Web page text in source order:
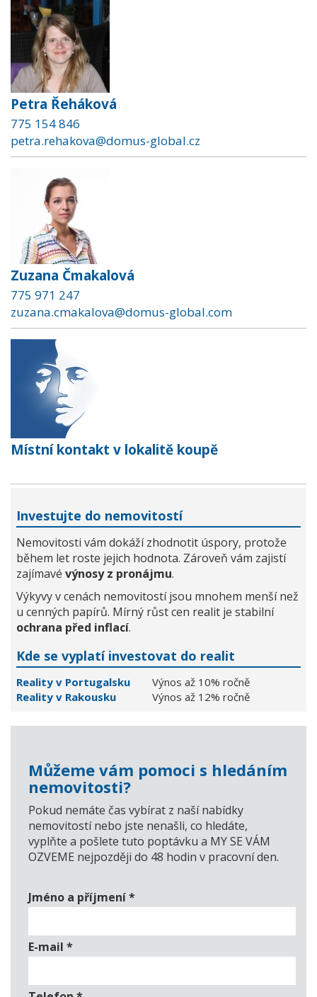
Petra Řeháková
775 154 846
petra.rehakova@domus-global.cz
Zuzana Čmakalová
775 971 247
zuzana.cmakalova@domus-global.com
Místní kontakt v lokalitě koupě
Investujte do nemovitostí
Nemovitosti vám dokáží zhodnotit úspory, protože
během let roste jejich hodnota. Zároveň vám zajistí
zajímavé výnosy z pronájmu.
Výkyvy v cenách nemovitostí jsou mnohem menší než
u cenných papírů. Mírný růst cen realit je stabilní
ochrana před inflací.
Kde se vyplatí investovat do realit
Reality v Portugalsku
Výnos až 10% ročně
Reality v Rakousku
Výnos až 12% ročně
Můžeme vám pomoci s hledáním
nemovitosti?
Pokud nemáte čas vybírat z naší nabídky
nemovitostí nebo jste nenašli, co hledáte,
vyplňte a pošlete tuto poptávku a MY SE VÁM
OZVEME nejpozději do 48 hodin v pracovní den.
Jméno a příjmení*
E-mail *